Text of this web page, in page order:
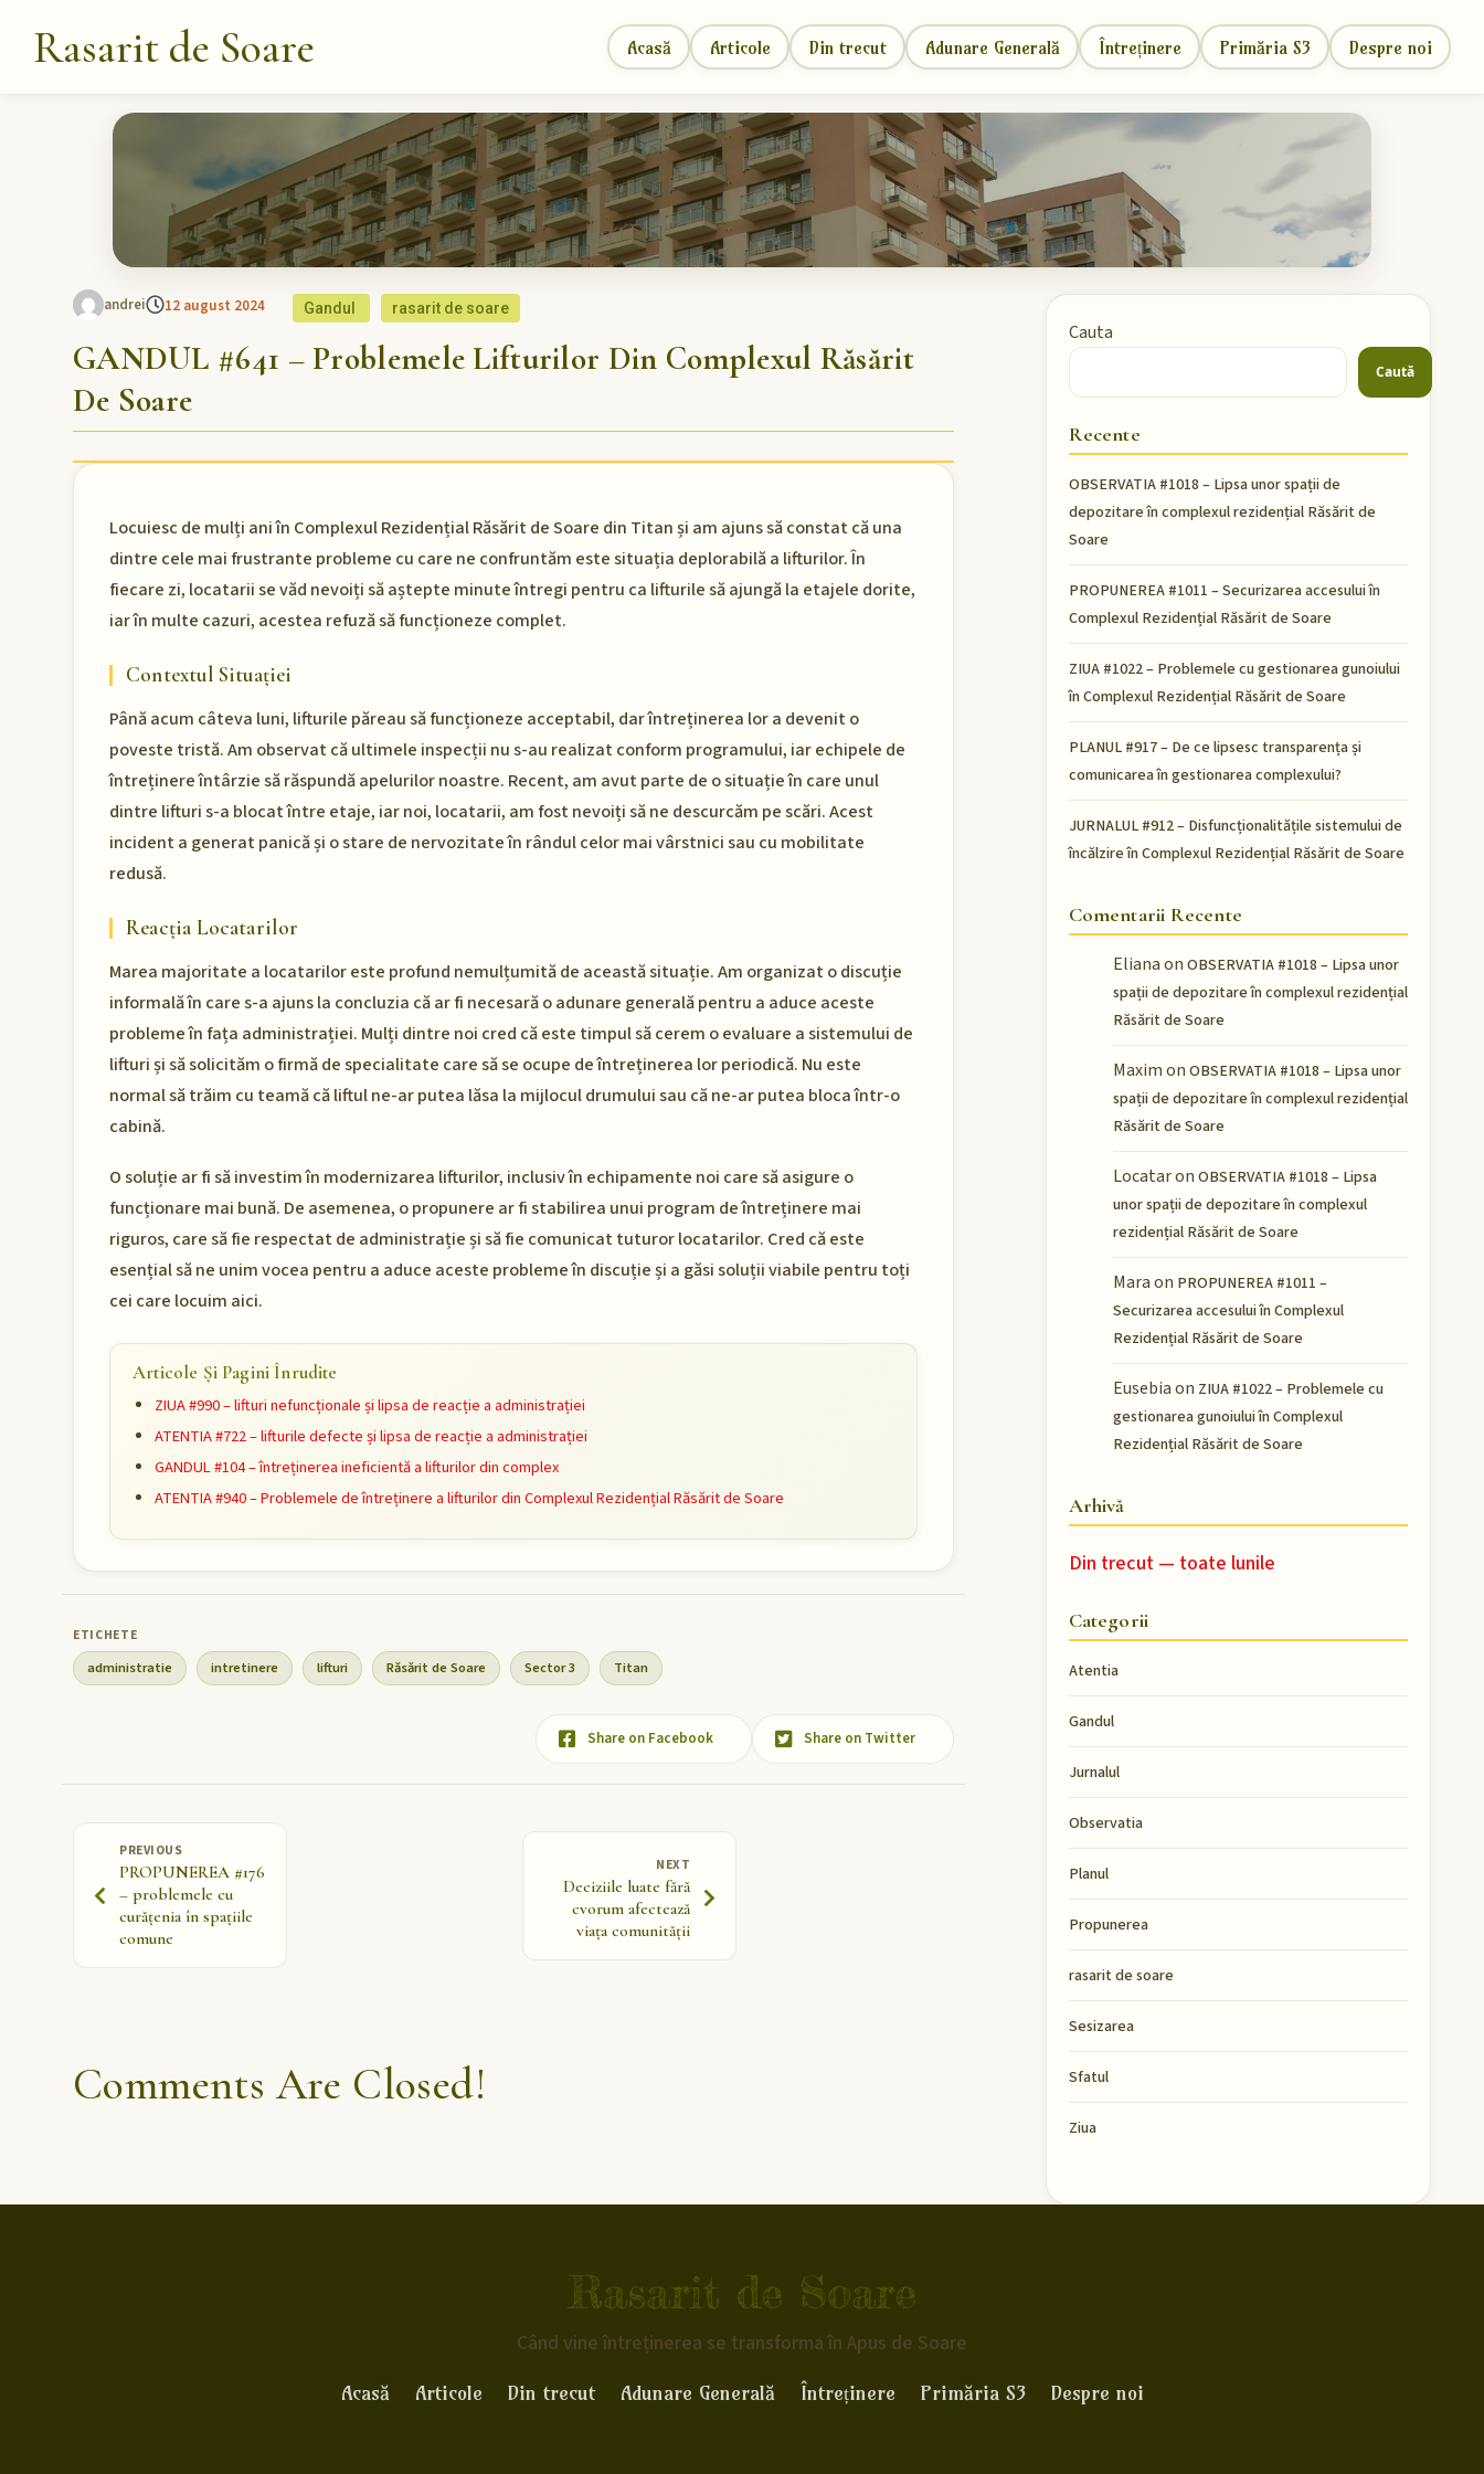
Rasarit de Soare Acasă Articole Din trecut Adunare Generală Întreținere Primăria S3 Despre noi
andrei 12 august 2024 Gandul rasarit de soare
GANDUL #641 – Problemele Lifturilor Din Complexul Răsărit
De Soare
Locuiesc de mulți ani în Complexul Rezidențial Răsărit de Soare din Titan și am ajuns să constat că una
dintre cele mai frustrante probleme cu care ne confruntăm este situația deplorabilă a lifturilor. În
fiecare zi, locatarii se văd nevoiți să aștepte minute întregi pentru ca lifturile să ajungă la etajele dorite,
iar în multe cazuri, acestea refuză să funcționeze complet.
Contextul Situației
Până acum câteva luni, lifturile păreau să funcționeze acceptabil, dar întreținerea lor a devenit o
poveste tristă. Am observat că ultimele inspecții nu s-au realizat conform programului, iar echipele de
întreținere întârzie să răspundă apelurilor noastre. Recent, am avut parte de o situație în care unul
dintre lifturi s-a blocat între etaje, iar noi, locatarii, am fost nevoiți să ne descurcăm pe scări. Acest
incident a generat panică și o stare de nervozitate în rândul celor mai vârstnici sau cu mobilitate
redusă.
Reacția Locatarilor
Marea majoritate a locatarilor este profund nemulțumită de această situație. Am organizat o discuție
informală în care s-a ajuns la concluzia că ar fi necesară o adunare generală pentru a aduce aceste
probleme în fața administrației. Mulți dintre noi cred că este timpul să cerem o evaluare a sistemului de
lifturi și să solicităm o firmă de specialitate care să se ocupe de întreținerea lor periodică. Nu este
normal să trăim cu teamă că liftul ne-ar putea lăsa la mijlocul drumului sau că ne-ar putea bloca într-o
cabină.
O soluție ar fi să investim în modernizarea lifturilor, inclusiv în echipamente noi care să asigure o
funcționare mai bună. De asemenea, o propunere ar fi stabilirea unui program de întreținere mai
riguros, care să fie respectat de administrație și să fie comunicat tuturor locatarilor. Cred că este
esențial să ne unim vocea pentru a aduce aceste probleme în discuție și a găsi soluții viabile pentru toți
cei care locuim aici.
Articole Și Pagini Înrudite
ZIUA #990 – lifturi nefuncționale și lipsa de reacție a administrației
ATENTIA #722 – lifturile defecte și lipsa de reacție a administrației
GANDUL #104 – întreținerea ineficientă a lifturilor din complex
ATENTIA #940 – Problemele de întreținere a lifturilor din Complexul Rezidențial Răsărit de Soare
administratie intretinere lifturi Răsărit de Soare Sector 3 Titan
Share on Facebook Share on Twitter
PREVIOUS
PROPUNEREA #176
– problemele cu
curățenia în spațiile
comune
NEXT
Deciziile luate fără
cvorum afectează
viața comunității
Comments Are Closed!
Cauta
Caută
Recente
OBSERVATIA #1018 – Lipsa unor spații de
depozitare în complexul rezidențial Răsărit de
Soare
PROPUNEREA #1011 – Securizarea accesului în
Complexul Rezidențial Răsărit de Soare
ZIUA #1022 – Problemele cu gestionarea gunoiului
în Complexul Rezidențial Răsărit de Soare
PLANUL #917 – De ce lipsesc transparența și
comunicarea în gestionarea complexului?
JURNALUL #912 – Disfuncționalitățile sistemului de
încălzire în Complexul Rezidențial Răsărit de Soare
Comentarii Recente
Elianaon OBSERVATIA #1018 – Lipsa unor
spații de depozitare în complexul rezidențial
Răsărit de Soare
Maximon OBSERVATIA #1018 – Lipsa unor
spații de depozitare în complexul rezidențial
Răsărit de Soare
Locataron OBSERVATIA #1018 – Lipsa
unor spații de depozitare în complexul
rezidențial Răsărit de Soare
Maraon PROPUNEREA #1011 –
Securizarea accesului în Complexul
Rezidențial Răsărit de Soare
Eusebiaon ZIUA #1022 – Problemele cu
gestionarea gunoiului în Complexul
Rezidențial Răsărit de Soare
Arhivă
Din trecut — toate lunile
Categorii
Atentia
Gandul
Jurnalul
Observatia
Planul
Propunerea
rasarit de soare
Sesizarea
Sfatul
Ziua
Rasarit de Soare
Când vine întreținerea se transforma în Apus de Soare
Acasă Articole Din trecut Adunare Generală Întreținere Primăria S3 Despre noi